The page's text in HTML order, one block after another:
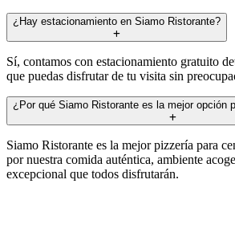
¿Hay estacionamiento en Siamo Ristorante?
Sí, contamos con estacionamiento gratuito
que puedas disfrutar de tu visita sin
¿Por qué Siamo Ristorante es la mejor opción
Siamo Ristorante es la mejor pizzería para
por nuestra comida auténtica, ambiente
excepcional que todos disfrutarán.